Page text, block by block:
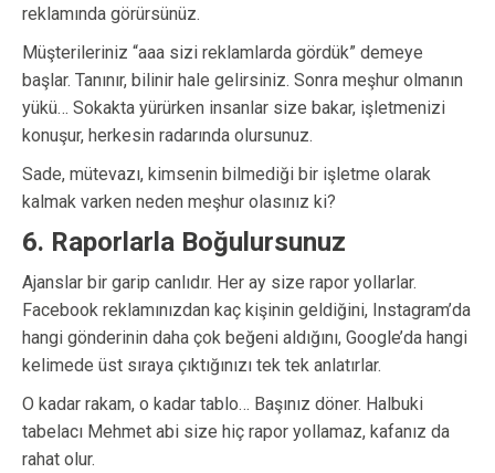
reklamında görürsünüz.
Müşterileriniz “aaa sizi reklamlarda gördük” demeye
başlar. Tanınır, bilinir hale gelirsiniz. Sonra meşhur olmanın
yükü… Sokakta yürürken insanlar size bakar, işletmenizi
konuşur, herkesin radarında olursunuz.
Sade, mütevazı, kimsenin bilmediği bir işletme olarak
kalmak varken neden meşhur olasınız ki?
6. Raporlarla Boğulursunuz
Ajanslar bir garip canlıdır. Her ay size rapor yollarlar.
Facebook reklamınızdan kaç kişinin geldiğini, Instagram’da
hangi gönderinin daha çok beğeni aldığını, Google’da hangi
kelimede üst sıraya çıktığınızı tek tek anlatırlar.
O kadar rakam, o kadar tablo… Başınız döner. Halbuki
tabelacı Mehmet abi size hiç rapor yollamaz, kafanız da
rahat olur.